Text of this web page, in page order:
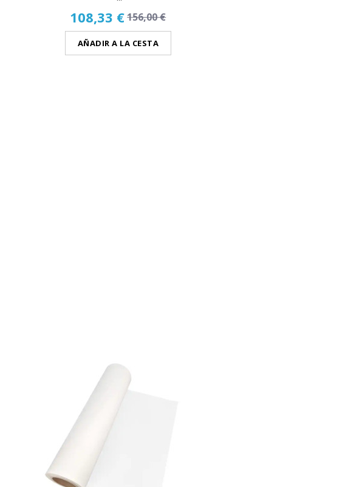
108,33 €156,00 €
AÑADIR A LA CESTA